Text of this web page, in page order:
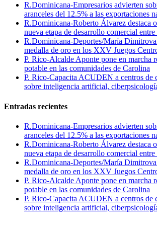
R.Dominicana-Empresarios advierten
aranceles del 12.5% a las exportaciones
R.Dominicana-Roberto Álvarez destaca
nueva etapa de desarrollo comercial
R.Dominicana-Deportes/María Dimitrova
medalla de oro en los XXV Juegos
P. Rico-Alcalde Aponte pone en marcha
potable en las comunidades de Carolina
P. Rico-Capacita ACUDEN a centros de
sobre inteligencia artificial,
Entradas recientes
R.Dominicana-Empresarios advierten
aranceles del 12.5% a las exportaciones
R.Dominicana-Roberto Álvarez destaca
nueva etapa de desarrollo comercial
R.Dominicana-Deportes/María Dimitrova
medalla de oro en los XXV Juegos
P. Rico-Alcalde Aponte pone en marcha
potable en las comunidades de Carolina
P. Rico-Capacita ACUDEN a centros de
sobre inteligencia artificial,